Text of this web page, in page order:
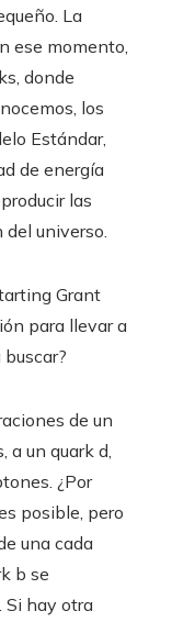
La
ese momento,
donde
los
Estándar,
de energía
las
universo.
Grant
para llevar a
buscar?
de un
a un quark d,
¿Por
posible, pero
una cada
b se
Si hay otra